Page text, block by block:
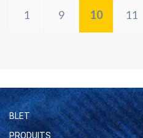
1 9 10 11
BLET
PRODUITS